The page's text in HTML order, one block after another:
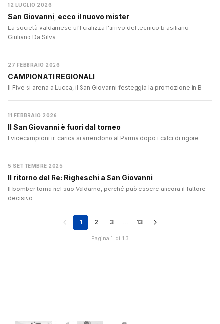
12 LUGLIO 2026
San Giovanni, ecco il nuovo mister
La società valdarnese ufficializza l'arrivo del tecnico brasiliano
Giuliano Da Silva
27 FEBBRAIO 2026
CAMPIONATI REGIONALI
Il Five si arena a Lucca, il San Giovanni festeggia la promozione in B
11 FEBBRAIO 2026
Il San Giovanni è fuori dal torneo
I vicecampioni in carica si arrendono al Parma dopo i calci di rigore
5 SETTEMBRE 2025
Il ritorno del Re: Righeschi a San Giovanni
Il bomber torna nel suo Valdarno, perché può essere ancora il fattore
decisivo
1 2 3 … 13
Pagina 1 di 13